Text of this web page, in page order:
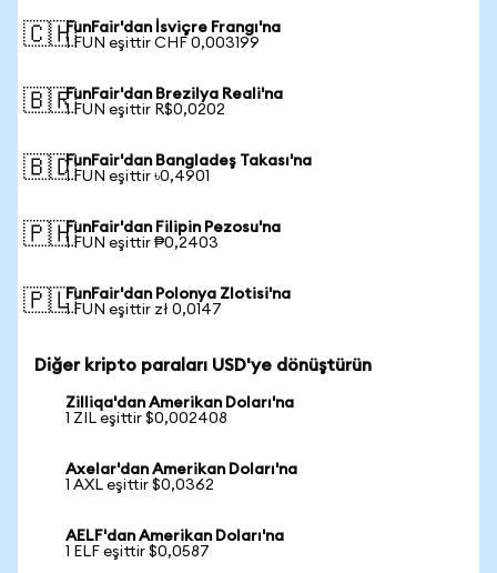
🇨🇭FunFair'dan İsviçre Frangı'na
1 FUN eşittir CHF 0,003199
🇧🇷FunFair'dan Brezilya Reali'na
1 FUN eşittir R$0,0202
🇧🇩FunFair'dan Bangladeş Takası'na
1 FUN eşittir ৳0,4901
🇵🇭FunFair'dan Filipin Pezosu'na
1 FUN eşittir ₱0,2403
🇵🇱FunFair'dan Polonya Zlotisi'na
1 FUN eşittir zł 0,0147
Diğer kripto paraları USD'ye dönüştürün
Zilliqa'dan Amerikan Doları'na
1 ZIL eşittir $0,002408
Axelar'dan Amerikan Doları'na
1 AXL eşittir $0,0362
AELF'dan Amerikan Doları'na
1 ELF eşittir $0,0587